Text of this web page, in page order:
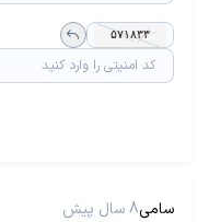
سامی8 سال پیش